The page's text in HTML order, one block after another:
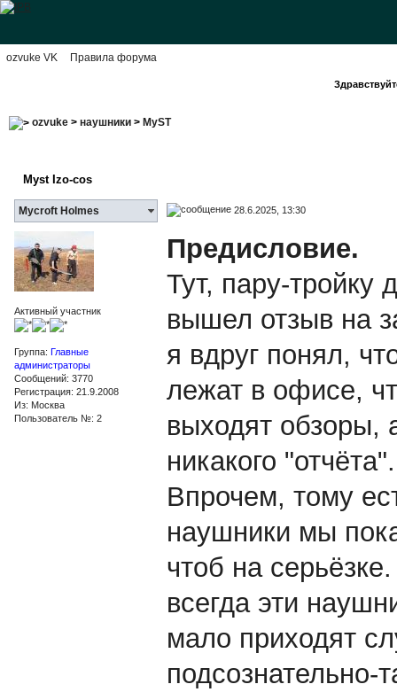
ozvuke VK Правила форума
ozvuke> наушники> MyST
Myst Izo-cos
Mycroft Holmes 28.6.2025, 13:30
Активный участник
Группа: Главные
администраторы
Сообщений: 3770
Регистрация: 21.9.2008
Из: Москва
Пользователь №: 2
Предисловие.
Тут, пару-
вышел отзыв на
я вдруг понял,
лежат в офисе,
выходят обзоры,
никакого "отчёта".
Впрочем, тому
наушники мы
чтоб на
всегда эти
мало приходят
подсознательно-